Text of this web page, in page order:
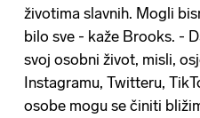
životima slavnih. Mogli
bilo sve - kaže Brooks. -
svoj osobni život, misli,
Instagramu, Twitteru,
osobe mogu se činiti